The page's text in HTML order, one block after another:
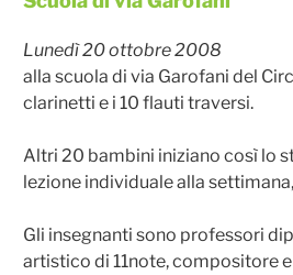
Lunedì 20 ottobre 2008
alla scuola di via Garofani del
clarinetti e i 10 flauti traversi.
Altri 20 bambini iniziano così lo
lezione individuale alla
Gli insegnanti sono professori
artistico di 11note, compositore